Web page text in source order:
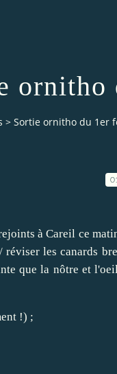
ornitho
> Sortie ornitho du 1er
à Careil ce
les canards
que la nôtre et
!) ;